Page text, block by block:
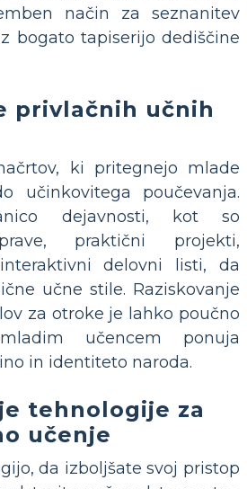
način za seznanitev
bogato tapiserijo dediščine
privlačnih učnih
ki pritegnejo mlade
učinkovitega poučevanja.
dejavnosti, kot so
praktični projekti,
delovni listi, da
učne stile. Raziskovanje
za otroke je lahko poučno
učencem ponuja
in identiteto naroda.
tehnologije za
učenje
da izboljšate svoj pristop